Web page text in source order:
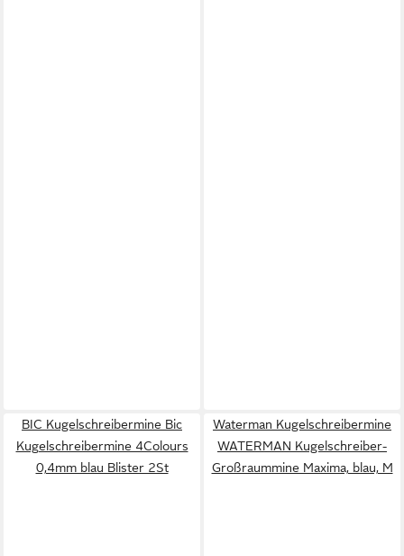
BIC Kugelschreibermine Bic
Kugelschreibermine 4Colours
0,4mm blau Blister 2St
Waterman Kugelschreibermine
WATERMAN Kugelschreiber-
Großraummine Maxima, blau, M